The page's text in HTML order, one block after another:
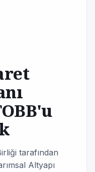
tarafından
Altyapı